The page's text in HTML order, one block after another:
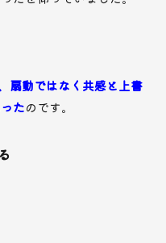
扇動ではなく共感と上書
たのです。